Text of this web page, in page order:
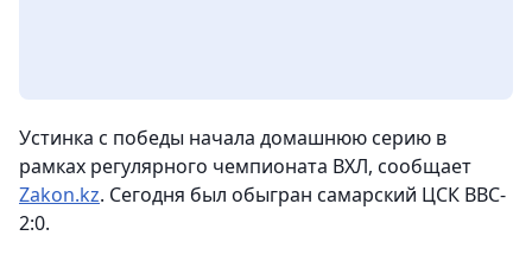
Устинка с победы начала домашнюю серию в
рамках регулярного чемпионата ВХЛ, сообщает
Zakon.kz. Сегодня был обыгран самарский ЦСК ВВС-
2:0.